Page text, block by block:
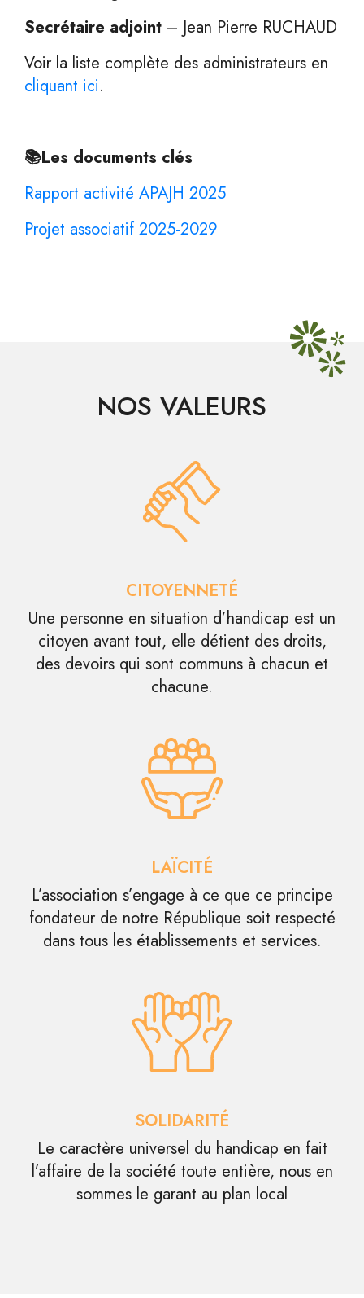
Secrétaire adjoint – Jean Pierre RUCHAUD
Voir la liste complète des administrateurs en
cliquant ici.
📚Les documents clés
Rapport activité APAJH 2025
Projet associatif 2025-2029
NOS VALEURS
CITOYENNETÉ
Une personne en situation d’handicap est un
citoyen avant tout, elle détient des droits,
des devoirs qui sont communs à chacun et
chacune.
LAÏCITÉ
L’association s’engage à ce que ce principe
fondateur de notre République soit respecté
dans tous les établissements et services.
SOLIDARITÉ
Le caractère universel du handicap en fait
l’affaire de la société toute entière, nous en
sommes le garant au plan local